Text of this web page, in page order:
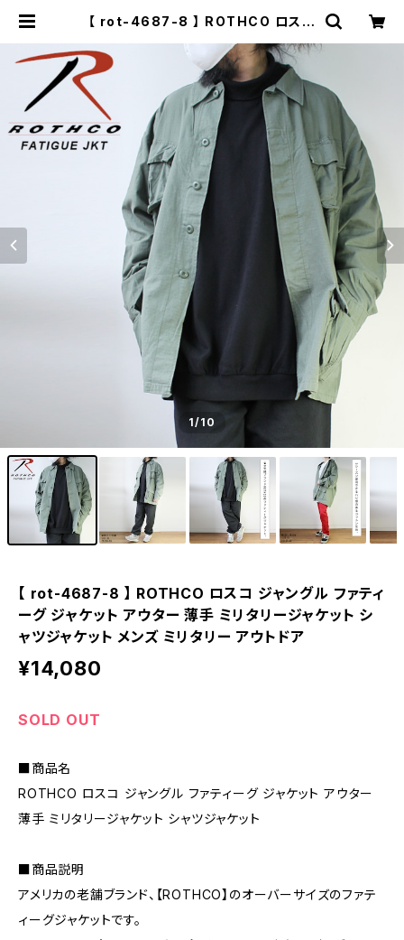
【 rot-4687-8 】 ROTHCO ロスコ
ウター 薄手 ミリタリージャケット シ
ャツジャケット メンズ ミリタリー アウ
トドア | セレクトショップ【P.C.H】
1/10
【 rot-4687-8 】 ROTHCO ロスコ ジャングル ファティ
ーグ ジャケット アウター 薄手 ミリタリージャケット シ
ャツジャケット メンズ ミリタリー アウトドア
¥14,080
SOLD OUT
■商品名
ROTHCO ロスコ ジャングル ファティーグ ジャケット アウター
薄手 ミリタリージャケット シャツジャケット
■商品説明
アメリカの老舗ブランド、【ROTHCO】のオーバーサイズのファテ
ィーグジャケットです。